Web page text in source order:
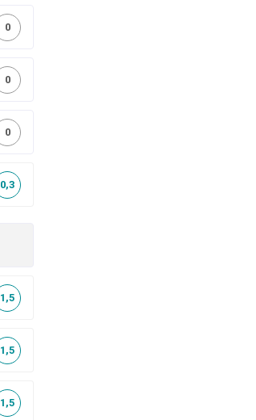
0
0
0
0,3
1,5
1,5
1,5